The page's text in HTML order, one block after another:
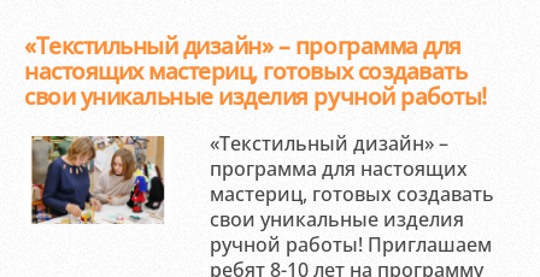
«Текстильный дизайн» – программа для
настоящих мастериц, готовых создавать
свои уникальные изделия ручной работы!
«Текстильный дизайн» –
программа для настоящих
мастериц, готовых создавать
свои уникальные изделия
ручной работы! Приглашаем
ребят 8-10 лет на программу